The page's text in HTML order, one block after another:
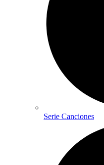
Serie Canciones